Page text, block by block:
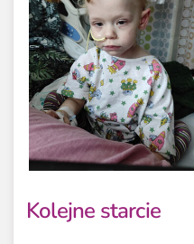
Kolejne starcie